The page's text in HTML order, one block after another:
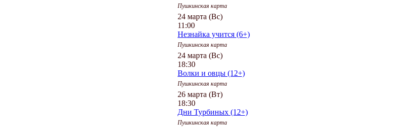
Пушкинская карта
24 марта (Вс)
11:00
Незнайка учится (6+)
Пушкинская карта
24 марта (Вс)
18:30
Волки и овцы (12+)
Пушкинская карта
26 марта (Вт)
18:30
Дни Турбиных (12+)
Пушкинская карта